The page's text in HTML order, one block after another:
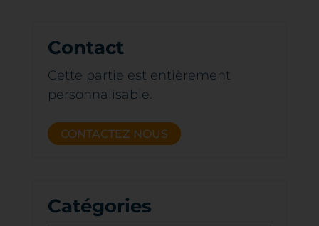
Contact
Cette partie est entièrement
personnalisable.
CONTACTEZ NOUS
Catégories